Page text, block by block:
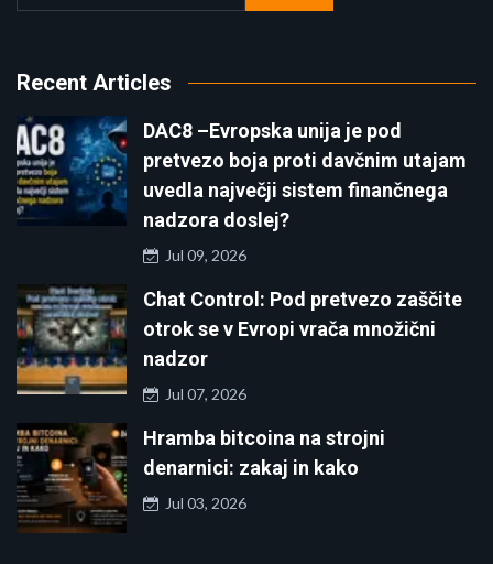
Recent Articles
DAC8 –Evropska unija je pod
pretvezo boja proti davčnim utajam
uvedla največji sistem finančnega
nadzora doslej?
Jul 09, 2026
Chat Control: Pod pretvezo zaščite
otrok se v Evropi vrača množični
nadzor
Jul 07, 2026
Hramba bitcoina na strojni
denarnici: zakaj in kako
Jul 03, 2026